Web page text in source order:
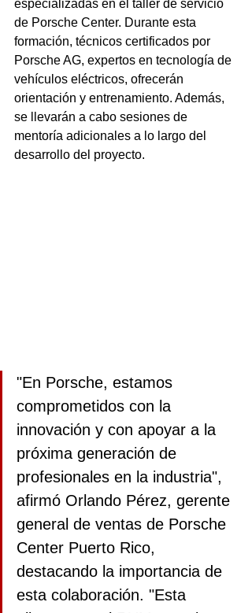
especializadas en el taller de servicio
de Porsche Center. Durante esta
formación, técnicos certificados por
Porsche AG, expertos en tecnología de
vehículos eléctricos, ofrecerán
orientación y entrenamiento. Además,
se llevarán a cabo sesiones de
mentoría adicionales a lo largo del
desarrollo del proyecto.
"En Porsche, estamos
comprometidos con la
innovación y con apoyar a la
próxima generación de
profesionales en la industria",
afirmó Orlando Pérez, gerente
general de ventas de Porsche
Center Puerto Rico,
destacando la importancia de
esta colaboración. "Esta